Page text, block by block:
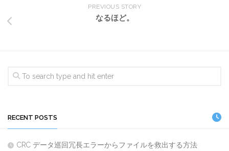
PREVIOUS STORY
なるほど。
RECENT POSTS
CRC データ巡回冗長エラーからファイルを救出する方法